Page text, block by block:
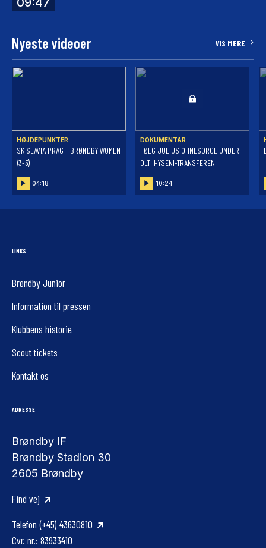
Nyeste videoer VIS MERE
HØJDEPUNKTER
SK SLAVIA PRAG - BRØNDBY WOMEN
(3-5)
04:18
DOKUMENTAR
FØLG JULIUS OHNESORGE UNDER
OLTI HYSENI-TRANSFEREN
10:24
LINKS
Brøndby Junior
Information til pressen
Klubbens historie
Scout tickets
Kontakt os
ADRESSE
Brøndby IF
Brøndby Stadion 30
2605 Brøndby
Find vej
Telefon (+45) 43630810
Cvr. nr.: 83933410